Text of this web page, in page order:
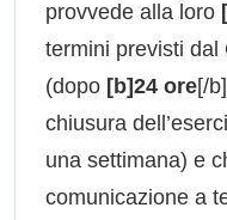
provvede alla loro
termini previsti dal
(dopo [b]24 ore[/
chiusura
una settimana) e
comunicazione a